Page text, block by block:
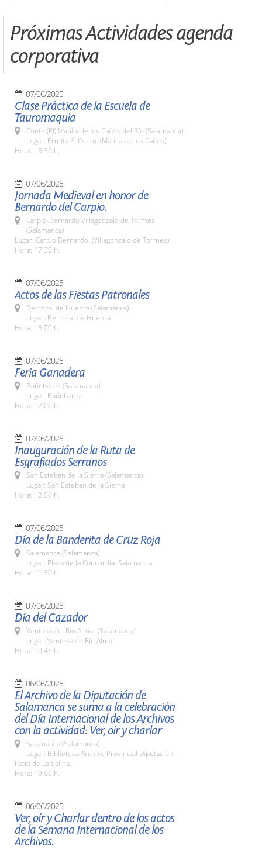
Próximas Actividades agenda
corporativa
07/06/2025
Clase Práctica de la Escuela de
Tauromaquia
Cueto (El) Matilla de los Caños del Río (Salamanca)
Lugar: Ermita El Cueto. (Matilla de los Caños)
Hora: 18:30 h.
07/06/2025
Jornada Medieval en honor de
Bernardo del Carpio.
Carpio-Bernardo Villagonzalo de Tormes
(Salamanca)
Lugar: Carpio Bernardo. (Villagonzalo de Tormes)
Hora: 17:30 h.
07/06/2025
Actos de las Fiestas Patronales
Berrocal de Huebra (Salamanca)
Lugar: Berrocal de Huebra
Hora: 15:00 h.
07/06/2025
Feria Ganadera
Bañobárez (Salamanca)
Lugar: Bañobárez
Hora: 12:00 h.
07/06/2025
Inauguración de la Ruta de
Esgrafiados Serranos
San Esteban de la Sierra (Salamanca)
Lugar: San Esteban de la Sierra
Hora: 12:00 h.
07/06/2025
Día de la Banderita de Cruz Roja
Salamanca (Salamanca)
Lugar: Plaza de la Concordia. Salamanca
Hora: 11:30 h.
07/06/2025
Día del Cazador
Ventosa del Río Almar (Salamanca)
Lugar: Ventosa de Río Almar
Hora: 10:45 h.
06/06/2025
El Archivo de la Diputación de
Salamanca se suma a la celebración
del Día Internacional de los Archivos
con la actividad: Ver, oír y charlar
Salamanca (Salamanca)
Lugar: Biblioteca Archivo Provincial Diputación.
Patio de La Salina.
Hora: 19:00 h.
06/06/2025
Ver, oír y Charlar dentro de los actos
de la Semana Internacional de los
Archivos.